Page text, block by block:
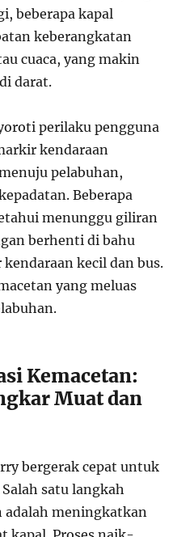
beberapa kapal
keberangkatan
cuaca, yang makin
darat.
perilaku pengguna
kendaraan
pelabuhan,
Beberapa
menunggu giliran
berhenti di bahu
kecil dan bus.
yang meluas
Kemacetan:
Muat dan
bergerak cepat untuk
satu langkah
adalah meningkatkan